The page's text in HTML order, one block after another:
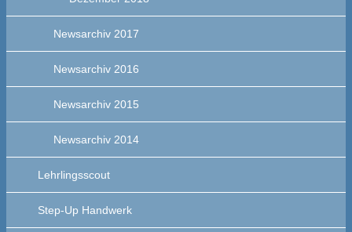
Newsarchiv 2017
Newsarchiv 2016
Newsarchiv 2015
Newsarchiv 2014
Lehrlingsscout
Step-Up Handwerk